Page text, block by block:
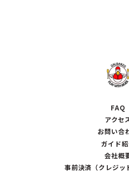
FAQ
アクセ
お問い合
ガイド
会社概
事前決済（クレジッ